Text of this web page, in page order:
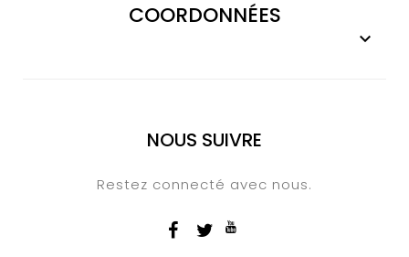
COORDONNÉES

NOUS SUIVRE
Restez connecté avec nous.